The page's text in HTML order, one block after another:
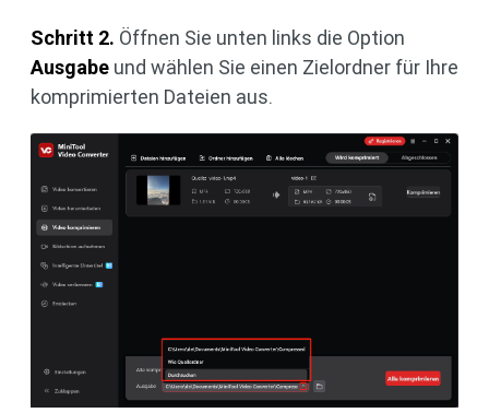
Schritt 2. Öffnen Sie unten links die Option
Ausgabe und wählen Sie einen Zielordner für Ihre
komprimierten Dateien aus.